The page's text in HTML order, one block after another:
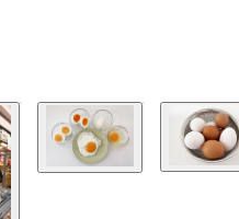
、目玉焼き・ゆで卵・半熟
らがおいしい？